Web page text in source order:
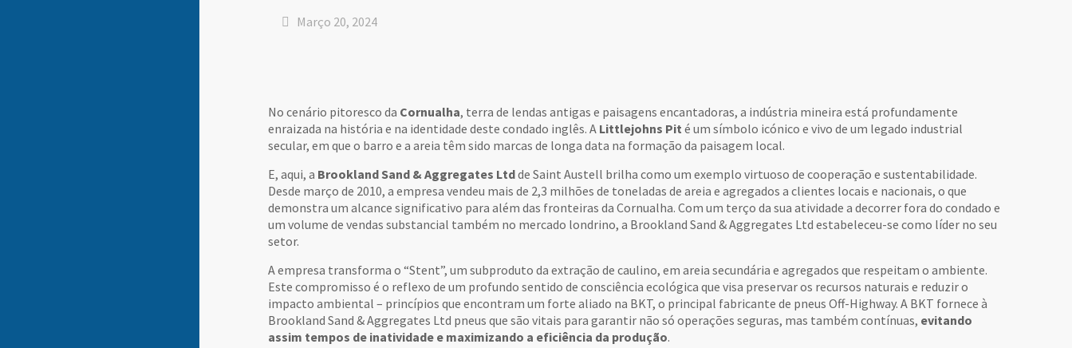
Março 20, 2024
No cenário pitoresco da Cornualha, terra de lendas antigas e paisagens encantadoras, a indústria mineira está profundamente
enraizada na história e na identidade deste condado inglês. A Littlejohns Pit é um símbolo icónico e vivo de um legado industrial
secular, em que o barro e a areia têm sido marcas de longa data na formação da paisagem local.
E, aqui, a Brookland Sand & Aggregates Ltdde Saint Austell brilha como um exemplo virtuoso de cooperação e sustentabilidade.
Desde março de 2010, a empresa vendeu mais de 2,3 milhões de toneladas de areia e agregados a clientes locais e nacionais, o que
demonstra um alcance significativo para além das fronteiras da Cornualha. Com um terço da sua atividade a decorrer fora do condado e
um volume de vendas substancial também no mercado londrino, a Brookland Sand & Aggregates Ltd estabeleceu-se como líder no seu
setor.
A empresa transforma o “Stent”, um subproduto da extração de caulino, em areia secundária e agregados que respeitam o ambiente.
Este compromisso é o reflexo de um profundo sentido de consciência ecológica que visa preservar os recursos naturais e reduzir o
impacto ambiental – princípios que encontram um forte aliado na BKT, o principal fabricante de pneus Off-Highway. A BKT fornece à
Brookland Sand & Aggregates Ltd pneus que são vitais para garantir não só operações seguras, mas também contínuas, evitando
assim tempos de inatividade e maximizando a eficiência da produção.